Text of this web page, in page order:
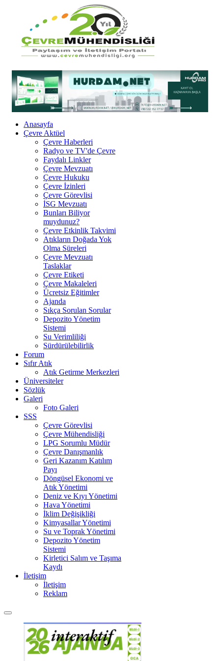
Anasayfa
Çevre Aktüel
Çevre Haberleri
Radyo ve TV'de Çevre
Faydalı Linkler
Çevre Mevzuatı
Çevre Hukuku
Çevre İzinleri
Çevre Görevlisi
İSG Mevzuatı
Bunları Biliyor
muydunuz?
Çevre Etkinlik Takvimi
Atıkların Doğada Yok
Olma Süreleri
Çevre Mevzuatı
Taslaklar
Çevre Etiketi
Çevre Makaleleri
Ücretsiz Eğitimler
Ajanda
Sıkça Sorulan Sorular
Depozito Yönetim
Sistemi
Su Verimliliği
Sürdürülebilirlik
Forum
Sıfır Atık
Atık Getirme Merkezleri
Üniversiteler
Sözlük
Galeri
Foto Galeri
SSS
Çevre Görevlisi
Çevre Mühendisliği
LPG Sorumlu Müdür
Çevre Danışmanlık
Geri Kazanım Katılım
Payı
Döngüsel Ekonomi ve
Atık Yönetimi
Deniz ve Kıyı Yönetimi
Hava Yönetimi
İklim Değişikliği
Kimyasallar Yönetimi
Su ve Toprak Yönetimi
Depozito Yönetim
Sistemi
Kirletici Salım ve Taşıma
Kaydı
İletişim
İletişim
Reklam